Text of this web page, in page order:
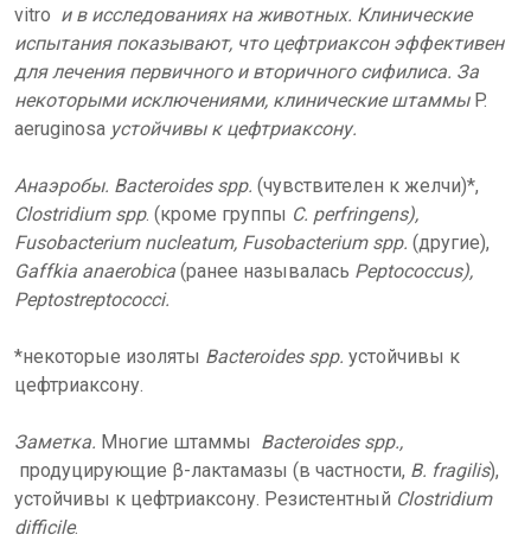
vitro и в исследованиях на животных. Клинические
испытания показывают, что цефтриаксон эффективен
для лечения первичного и вторичного сифилиса. За
некоторыми исключениями, клинические штаммы P.
aeruginosa устойчивы к цефтриаксону.
Анаэробы. Bacteroides spp. (чувствителен к желчи)*,
Clostridium spp. (кроме группы C. perfringens),
Fusobacterium nucleatum, Fusobacterium spp. (другие),
Gaffkia anaerobica (ранее называлась Peptococcus),
Peptostreptococci.
*некоторые изоляты Bacteroides spp. устойчивы к
цефтриаксону.
Заметка. Многие штаммы Bacteroides spp.,
продуцирующие β-лактамазы (в частности, B. fragilis),
устойчивы к цефтриаксону. Резистентный Clostridium
difficile.